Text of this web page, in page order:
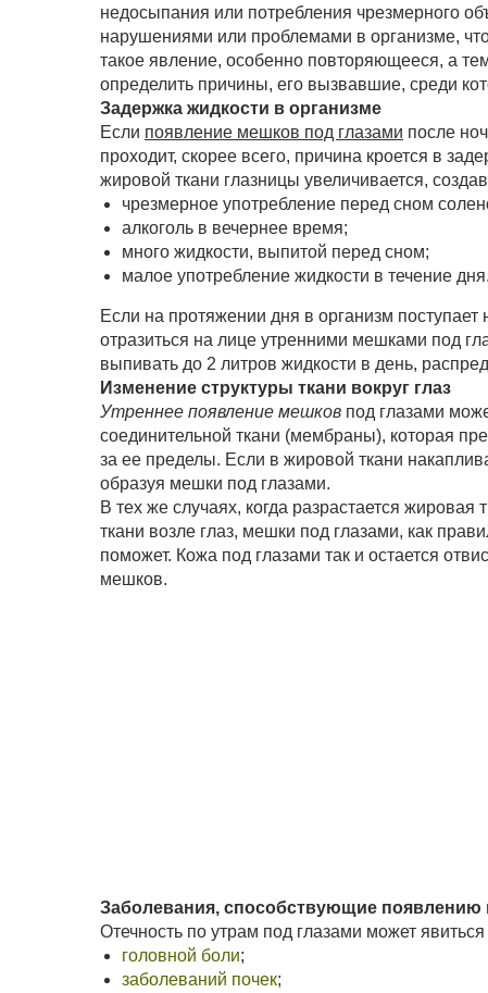
недосыпания или потребления чрезмерного
нарушениями или проблемами в организме,
такое явление, особенно повторяющееся, а
определить причины, его вызвавшие, среди
Задержка жидкости в организме
Если появление мешков под глазами после
проходит, скорее всего, причина кроется в
жировой ткани глазницы увеличивается,
чрезмерное употребление перед сном
алкоголь в вечернее время;
много жидкости, выпитой перед сном;
малое употребление жидкости в течение дня.
Если на протяжении дня в организм поступает
отразиться на лице утренними мешками под
выпивать до 2 литров жидкости в день,
Изменение структуры ткани вокруг глаз
Утреннее появление мешков под глазами
соединительной ткани (мембраны), которая
за ее пределы. Если в жировой ткани
образуя мешки под глазами.
В тех же случаях, когда разрастается жировая
ткани возле глаз, мешки под глазами, как
поможет. Кожа под глазами так и остается
мешков.
Заболевания, способствующие появлению
Отечность по утрам под глазами может
головной боли;
заболеваний почек;